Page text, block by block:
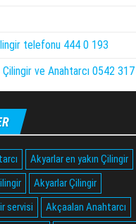
telefonu 444 0 193
ve Anahtarcı 0542
Akyarlar en yakın Çilingir
Akyarlar Çilingir
servisi
Akçaalan Anahtarcı